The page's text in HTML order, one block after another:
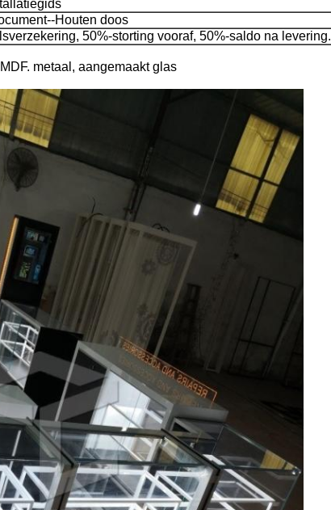
Houten doos
50%-storting vooraf, 50%-saldo na levering.
metaal, aangemaakt glas